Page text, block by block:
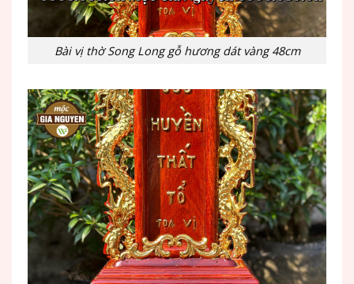
Bài vị thờ Song Long gỗ hương dát vàng 48cm